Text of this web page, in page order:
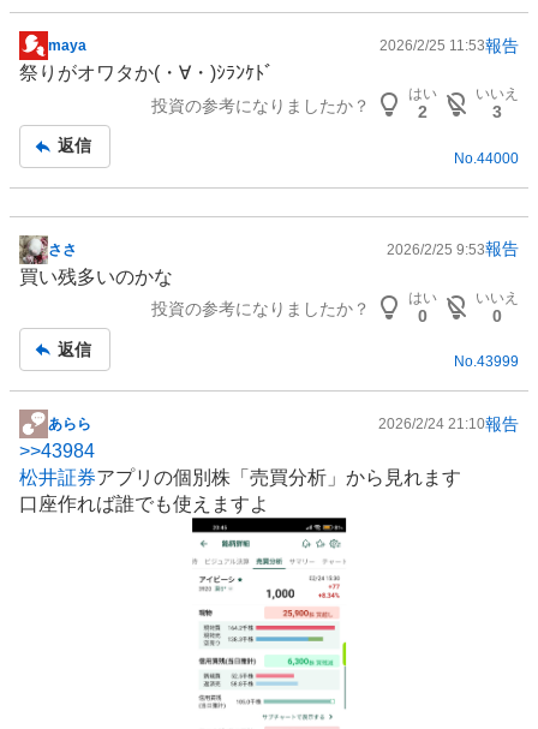
掲
示
事
maya 2026/2/25 11:53報告
祭りがオワタか(⁠・⁠∀⁠・⁠)ｼﾗﾝｹﾄﾞ
投資の参考になりましたか？
はい
2
いいえ
3
返信
No. 44000
掲
示
事
ささ 2026/2/25 9:53報告
買い残多いのかな
投資の参考になりましたか？
はい
0
いいえ
0
返信
No.43999
掲
示
板
記
あらら 2026/2/24 21:10報告
>>43984
松井証券アプリの個別株「売買分析」から見れます
口座作れば誰でも使えますよ